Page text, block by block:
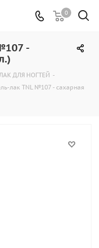
0
-
ДЛЯ НОГТЕЙ -
лак TNL №107 - сахарная